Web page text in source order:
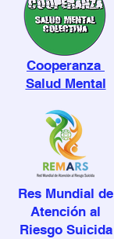
Cooperanza
Salud Mental
Res Mundial de
Atención al
Riesgo Suicida